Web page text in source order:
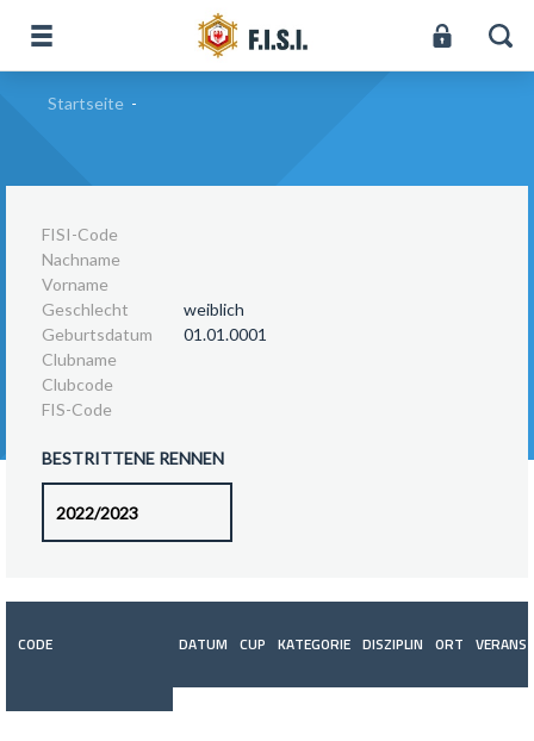
Startseite -
FISI-Code
Nachname
Vorname
Geschlecht
weiblich
Geburtsdatum
01.01.0001
Clubname
Clubcode
FIS-Code
BESTRITTENE RENNEN
CODE DATUM CUP KATEGORIE DISZIPLIN ORT